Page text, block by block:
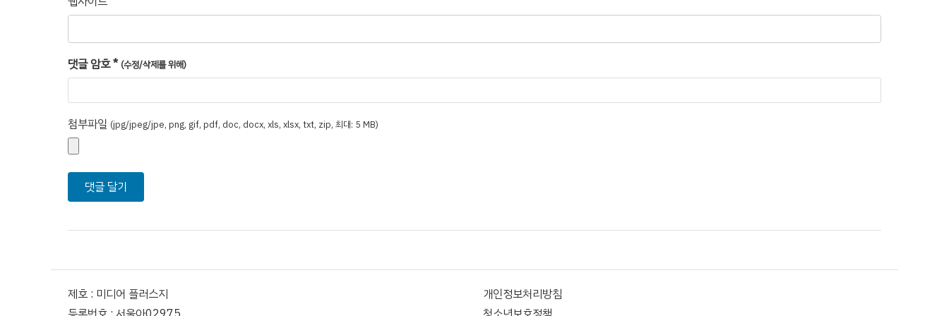
댓글 암호* (수정/삭제를 위해)
첨부파일 (jpg/jpeg/jpe, png, gif, pdf, doc, docx, xls, xlsx, txt, zip, 최대: 5 MB)
제호 : 미디어 플러스지
개인정보처리방침